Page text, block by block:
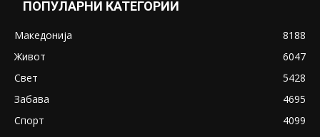
ПОПУЛАРНИ КАТЕГОРИИ
Македонија
8188
Живот
6047
Свет
5428
Забава
4695
Спорт
4099